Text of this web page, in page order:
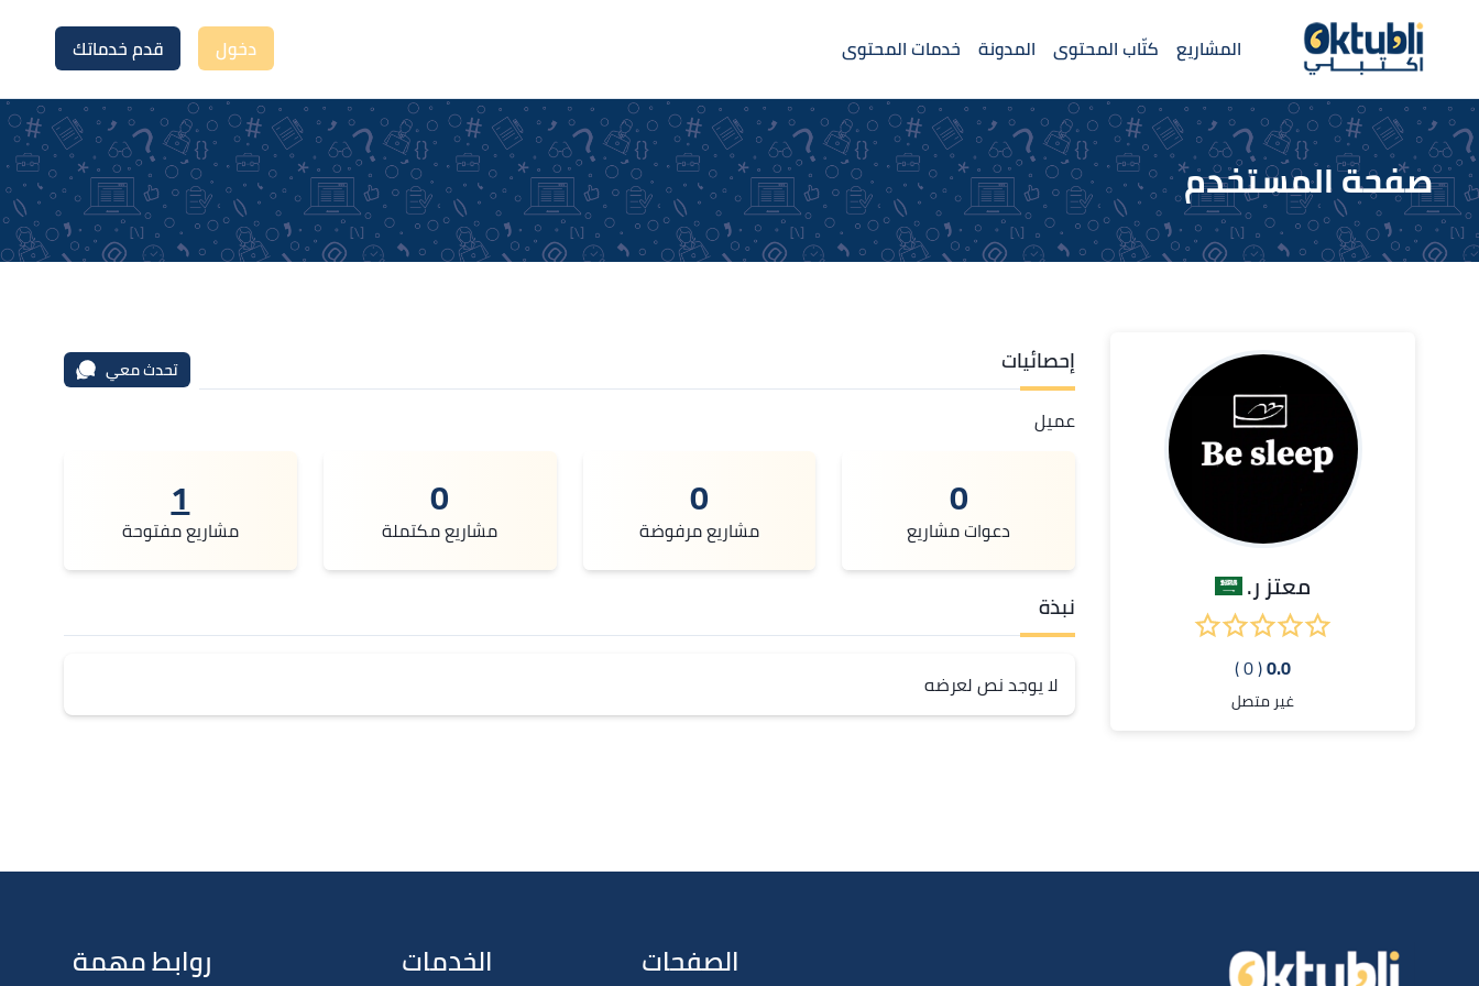
المشاريع كتّاب المحتوى المدونة خدمات المحتوى دخول قدم خدماتك
صفحة المستخدم
معتز ر.
0.0
( 0 )
غير متصل
إحصائيات تحدث معي
عميل
0
دعوات مشاريع
0
مشاريع مرفوضة
0
مشاريع مكتملة
1
مشاريع مفتوحة
نبذة
لا يوجد نص لعرضه
الصفحات الخدمات روابط مهمة